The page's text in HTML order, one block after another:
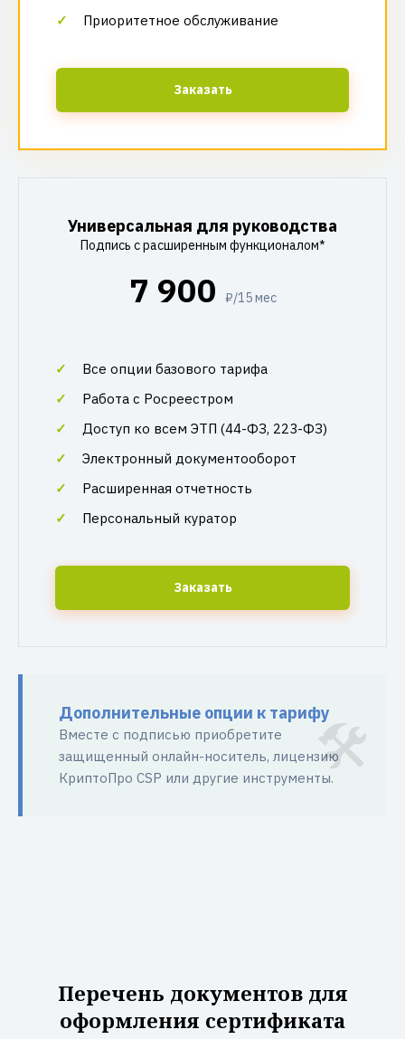
Приоритетное обслуживание
Заказать
Универсальная для руководства
Подпись с расширенным функционалом*
7 900 ₽/15 мес
Все опции базового тарифа
Работа с Росреестром
Доступ ко всем ЭТП (44-ФЗ, 223-ФЗ)
Электронный документооборот
Расширенная отчетность
Персональный куратор
Заказать
Дополнительные опции к тарифу
Вместе с подписью приобретите
защищенный онлайн-носитель, лицензию
КриптоПро CSP или другие инструменты.
Перечень документов для
оформления сертификата